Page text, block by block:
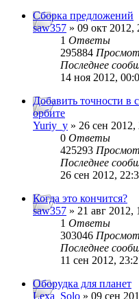
Сборка предложений
saw357 » 09 окт 2012,
1 Ответы
295884
Последнее
14 ноя 2012,
Добавить точности в
орбите
Yuriy_y » 26 сен 2012,
0 Ответы
425293
Последнее
26 сен 2012,
Когда это кончится?
saw357 » 21 авг 2012,
1 Ответы
303046
Последнее
11 сен 2012,
Оборудка для планет
Lexa_Solo » 09 сен